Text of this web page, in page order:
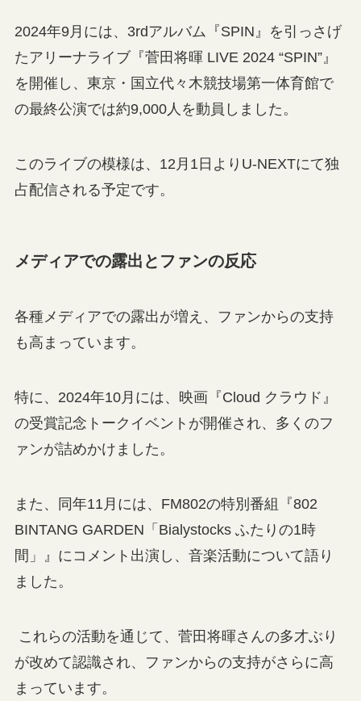
2024年9月には、3rdアルバム『SPIN』を引っさげ
たアリーナライブ『菅田将暉 LIVE 2024 “SPIN”』
を開催し、東京・国立代々木競技場第一体育館で
の最終公演では約9,000人を動員しました。
このライブの模様は、12月1日よりU-NEXTにて独
占配信される予定です。
メディアでの露出とファンの反応
各種メディアでの露出が増え、ファンからの支持
も高まっています。
特に、2024年10月には、映画『Cloud クラウド』
の受賞記念トークイベントが開催され、多くのフ
ァンが詰めかけました。
また、同年11月には、FM802の特別番組『802
BINTANG GARDEN「Bialystocks ふたりの1時
間」』にコメント出演し、音楽活動について語り
ました。
これらの活動を通じて、菅田将暉さんの多才ぶり
が改めて認識され、ファンからの支持がさらに高
まっています。